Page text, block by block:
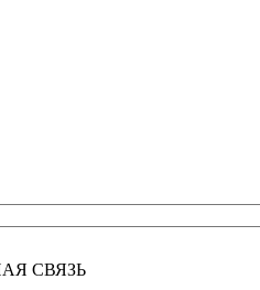
СВЯЗЬ